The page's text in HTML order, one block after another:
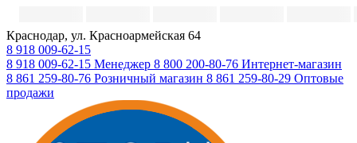
Краснодар, ул. Красноармейская 64
8 918 009-62-15
8 918 009-62-15 Менеджер 8 800 200-80-76 Интернет-магазин
8 861 259-80-76 Розничный магазин 8 861 259-80-29 Оптовые
продажи